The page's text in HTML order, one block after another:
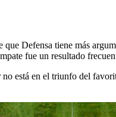
Defensa tiene más
fue un resultado
está en el triunfo del